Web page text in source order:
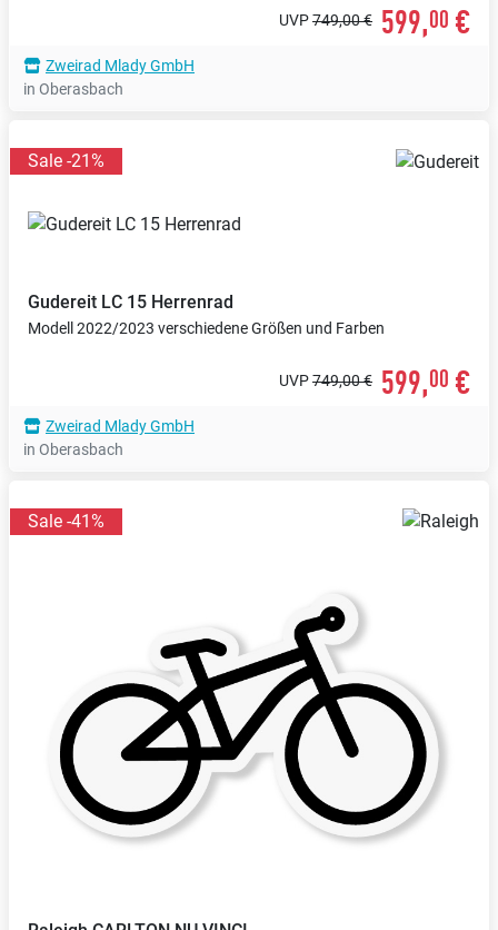
UVP749,00 € 599,00 €
Zweirad Mlady GmbH
in Oberasbach
Sale -21%
Gudereit LC 15 Herrenrad
Modell 2022/2023 verschiedene Größen und Farben
UVP749,00 € 599,00 €
Zweirad Mlady GmbH
in Oberasbach
Sale -41%